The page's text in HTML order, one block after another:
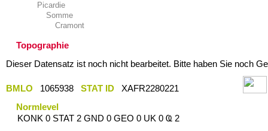
Picardie
Somme
Cramont
Topographie
Dieser Datensatz ist noch nicht bearbeitet. Bitte haben Sie noch
BMLO 1065938 STAT ID
XAFR2280221
Normlevel
KONK 0 STAT 2 GND 0 GEO 0 UK 0 Ҩ 2